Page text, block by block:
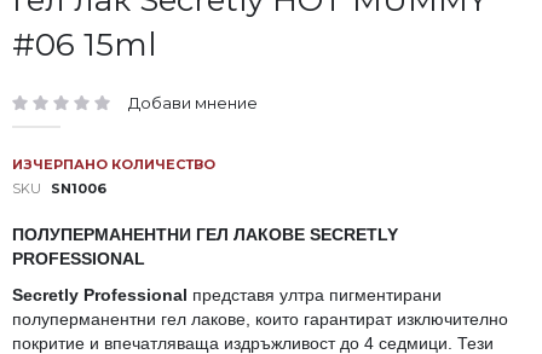
#06 15ml
рейтинг: Добави мнение
ИЗЧЕРПАНО КОЛИЧЕСТВО
SKU
SN1006
ПОЛУПЕРМАНЕНТНИ ГЕЛ ЛАКОВЕ SECRETLY
PROFESSIONAL
Secretly Professional представя ултра пигментирани
полуперманентни гел лакове, които гарантират изключително
покритие и впечатляваща издръжливост до 4 седмици. Тези
към
началото
на
със
снимки